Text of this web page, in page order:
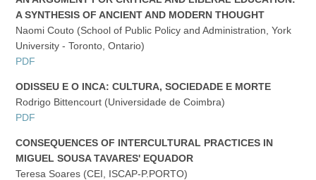
A SYNTHESIS OF ANCIENT AND MODERN THOUGHT
Naomi Couto (School of Public Policy and Administration, York
University - Toronto, Ontario)
PDF
ODISSEU E O INCA: CULTURA, SOCIEDADE E MORTE
Rodrigo Bittencourt (Universidade de Coimbra)
PDF
CONSEQUENCES OF INTERCULTURAL PRACTICES IN
MIGUEL SOUSA TAVARES' EQUADOR
Teresa Soares (CEI, ISCAP-P.PORTO)